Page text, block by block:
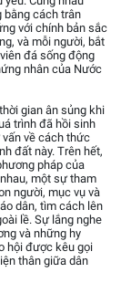
bằng cách trân
với chính bản sắc
và mỗi người, bắt
đá sống động
nhân của Nước
gian ân sủng khi
trình đã hồi sinh
về cách thức
đất này. Trên hết,
pháp của
một sự tham
người, mục vụ và
dân, tìm cách lên
lề. Sự lắng nghe
và những hy
hội được kêu gọi
thân giữa dân